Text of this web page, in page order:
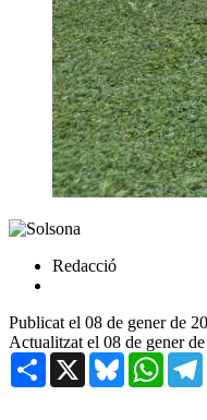
Redacció
Publicat el 08 de gener de
Actualitzat el 08 de gener
Share X Bluesky